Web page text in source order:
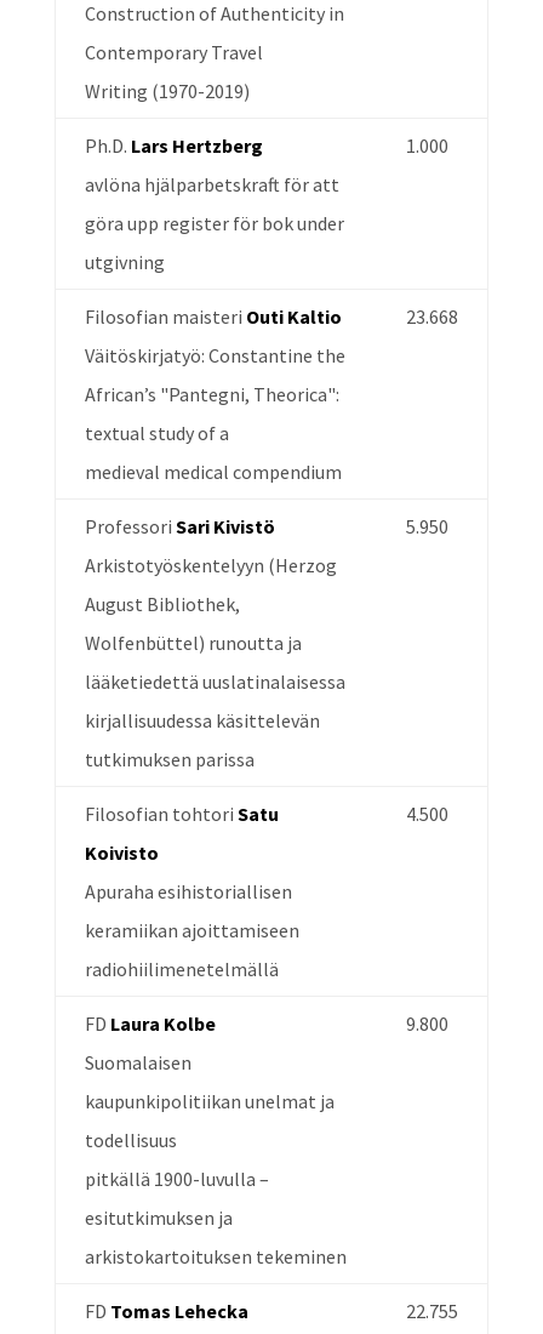
Construction of Authenticity in
Contemporary Travel
Writing (1970-2019)
Ph.D. Lars Hertzberg
avlöna hjälparbetskraft för att
göra upp register för bok under
utgivning
1.000
Filosofian maisteri Outi Kaltio
Väitöskirjatyö: Constantine the
African’s "Pantegni, Theorica":
textual study of a
medieval medical compendium
23.668
Professori Sari Kivistö
Arkistotyöskentelyyn (Herzog
August Bibliothek,
Wolfenbüttel) runoutta ja
lääketiedettä uuslatinalaisessa
kirjallisuudessa käsittelevän
tutkimuksen parissa
5.950
Filosofian tohtori Satu
Koivisto
Apuraha esihistoriallisen
keramiikan ajoittamiseen
radiohiilimenetelmällä
4.500
FD Laura Kolbe
Suomalaisen
kaupunkipolitiikan unelmat ja
todellisuus
pitkällä 1900-luvulla –
esitutkimuksen ja
arkistokartoituksen tekeminen
9.800
FD Tomas Lehecka
22.755